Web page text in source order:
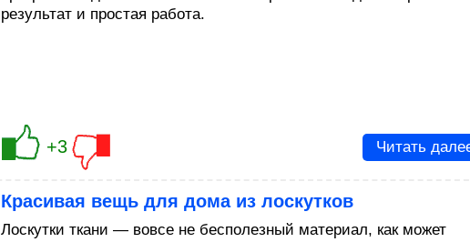
результат и простая работа.
+3 Читать
Красивая вещь для дома из лоскутков
Лоскутки ткани — вовсе не бесполезный материал, как может